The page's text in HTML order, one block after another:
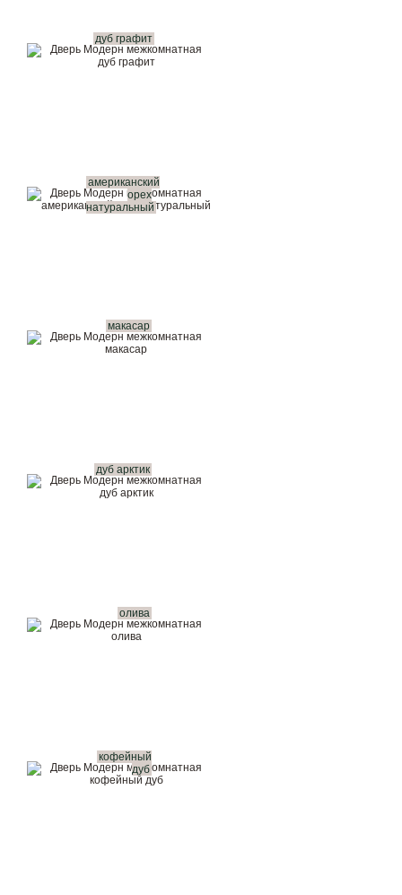
дуб графит
американский
орех
натуральный
макасар
дуб арктик
олива
кофейный
дуб